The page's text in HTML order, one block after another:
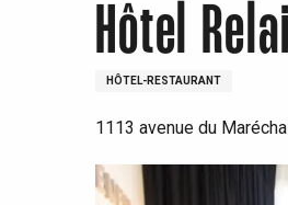
Pour profiter
Incontournables
Bien de chez nous !
Hôtel
HÔTEL-RESTAURANT
1113 avenue du